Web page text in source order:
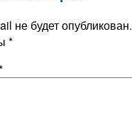
не будет опубликован.
*